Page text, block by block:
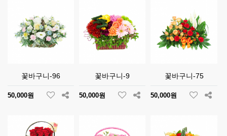
꽃바구니-96
50,000원
꽃바구니-9
50,000원
꽃바구니-75
50,000원